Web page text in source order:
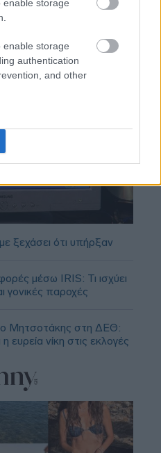
enable storage
enable storage
authentication
and other
ξεχάσει ότι υπήρξαν
μέσω IRIS: Τι ισχύει
γονικές παροχές
Μητσοτάκης στη ΔΕΘ:
ευρεία νίκη στις εκλογές